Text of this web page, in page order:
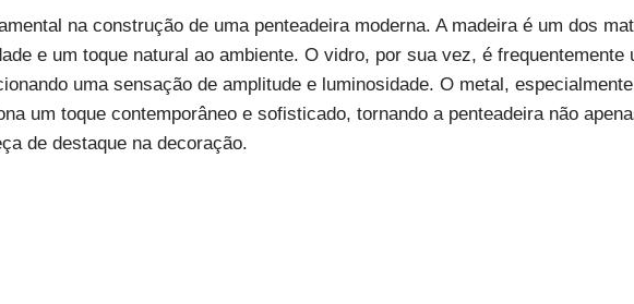
na construção de uma penteadeira moderna. A madeira é um dos
e um toque natural ao ambiente. O vidro, por sua vez, é frequentemente
uma sensação de amplitude e luminosidade. O metal,
um toque contemporâneo e sofisticado, tornando a penteadeira não
de destaque na decoração.